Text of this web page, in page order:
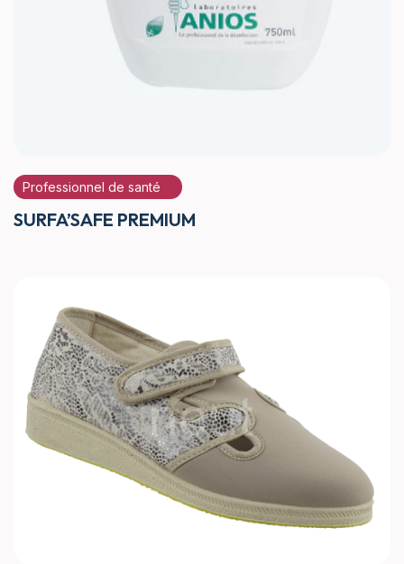
Professionnel de santé
SURFA’SAFE PREMIUM